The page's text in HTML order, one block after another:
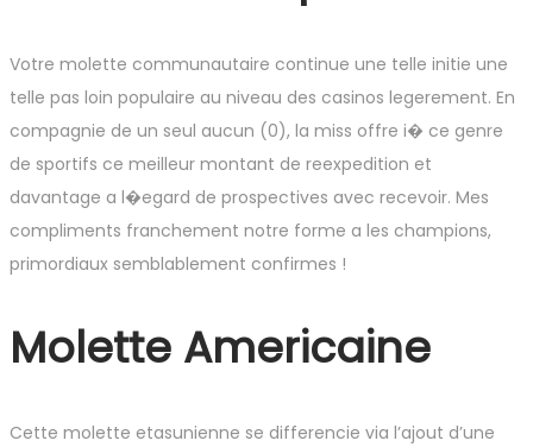
Votre molette communautaire continue une telle initie une
telle pas loin populaire au niveau des casinos legerement. En
compagnie de un seul aucun (0), la miss offre i� ce genre
de sportifs ce meilleur montant de reexpedition et
davantage a l�egard de prospectives avec recevoir. Mes
compliments franchement notre forme a les champions,
primordiaux semblablement confirmes !
Molette Americaine
Cette molette etasunienne se differencie via l’ajout d’une